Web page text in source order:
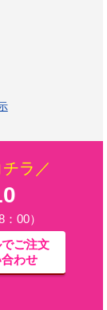
ラ／
00）
でご注文
わせ